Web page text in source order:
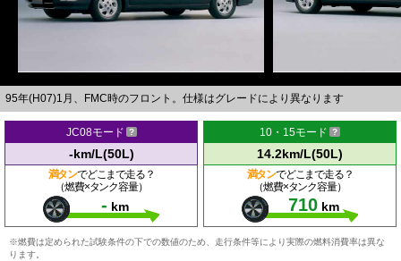
95年(H07)1月、FMC時のフロント。仕様はグレードにより異なります
JC08モード
-km/L(50L)
満タンでどこまで走る？
（燃費×タンク容量）
- km
10・15モード
14.2km/L(50L)
満タンでどこまで走る？
（燃費×タンク容量）
710 km
※燃費は定められた試験条件の下での数値のため、走行条件等により実際の燃料消費率は異な
ります。